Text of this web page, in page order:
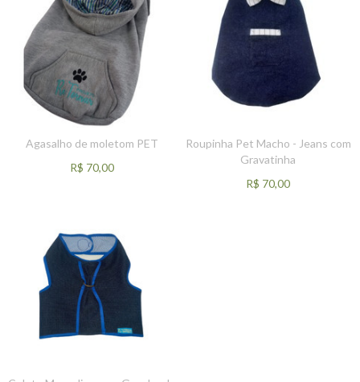
Agasalho de moletom PET
R$ 70,00
Roupinha Pet Macho - Jeans com
Gravatinha
R$ 70,00